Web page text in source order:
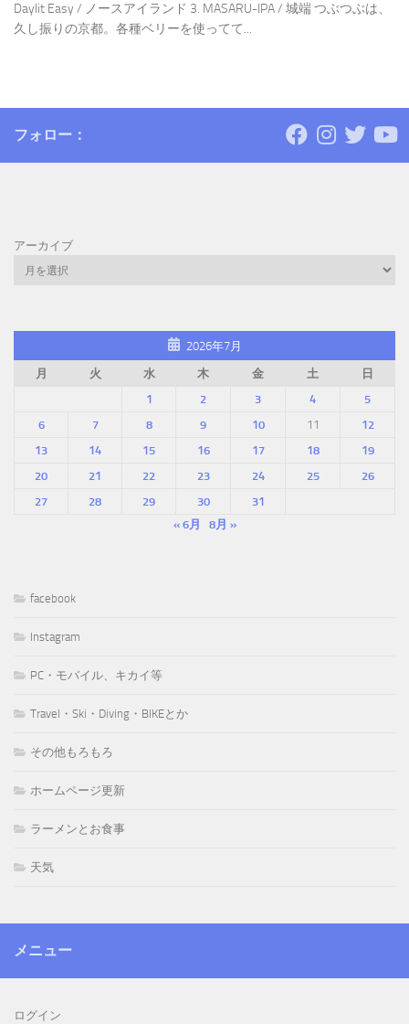
Daylit Easy / ノースアイランド 3. MASARU-IPA / 城端 つぶつぶは、
久し振りの京都。各種ベリーを使ってて...
フォロー：
アーカイブ
2026年7月
月
火 水 木 金 土
日
1
2 3 4
5
6
7 8 9 10 11
12
13
14 15 16 17 18
19
20
21 22 23 24 25
26
27
28 29 30
31
« 6月
8月 »
facebook
Instagram
PC・モバイル、キカイ等
Travel・Ski・Diving・BIKEとか
その他もろもろ
ホームページ更新
ラーメンとお食事
天気
メニュー
ログイン